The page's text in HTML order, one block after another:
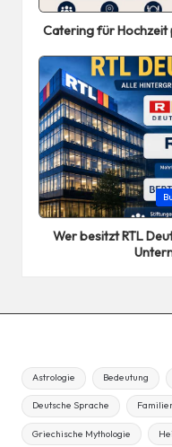
in
Catering für Hochzeit
Posted
in
Wer besitzt RTL
Astrologie Bedeutung
Deutsche Sprache
Griechische Mythologie